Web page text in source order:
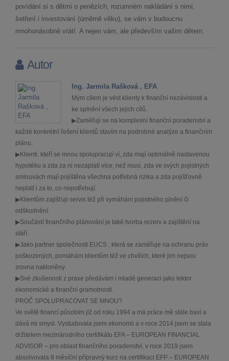
povídání si s dětmi o penězích, rozumném nakládání s nimi,
šetření i investování (úměrně věku), se vám v budoucnu
mnohonásobně vrátí. A nejen vám, ale především vašim dětem.
Autor
Ing. Jarmila Rašková , EFA
Mým cílem je vést klienty k finanční nezávislosti a
ke splnění všech jejich cílů.
▶Zaměřuji se na komplexní finanční poradenství a
každé konkrétní řešení klientů stavím na podrobné analýze a finančním
plánu.
▶Klienti, kteří se mnou spolupracují ví, zda mají optimálně nastavenou
hypotéku a zda za ni nezaplatí více, než musí, zda ve svých pojistných
smlouvách mají pojištěna všechna potřebná rizika a zda pojišťovně
neplatí i za to, co nepotřebují.
▶Klientům zajišťuji servis též při vymáhání pojistného plnění či
odškodnění.
▶Součástí finančního plánování je také tvorba rezerv a zajištění na
stáří.
▶Jako partner společnosti EUCS , která se zaměřuje na ochranu práv
poškozených, pomáhám klientům též ve chvílích, které jim nejsou
zrovna nakloněny.
▶Své zkušenosti z praxe předávám i mladé generaci jako lektor
ekonomické a finanční gramotnosti.
PROČ SPOLUPRACOVAT SE MNOU?
Ve světě financí působím již od roku 1994 a má práce mě stále baví a
dává mi smysl. Vystudovala jsem ekonomii a v roce 2014 jsem se stala
držitelem mezinárodního certifikátu EFA – EUROPEAN FINANCIAL
ADVISOR – pro oblast finančního poradenství, v roce 2019 jsem
absolvovala 8 měsíční přípravný kurz na certifikaci EFP – EUROPEAN